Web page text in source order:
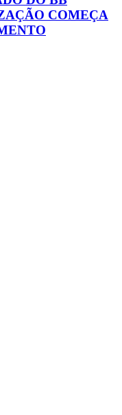
COMEÇA